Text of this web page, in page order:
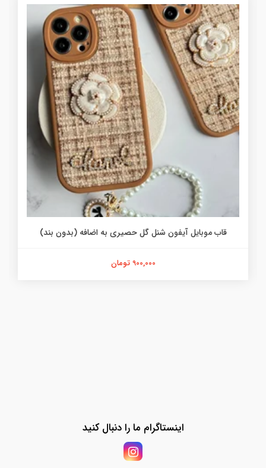
قاب موبایل آیفون شنل گل حصیری به اضافه (بدون بند)
900,000 تومان
اینستاگرام ما را دنبال کنید